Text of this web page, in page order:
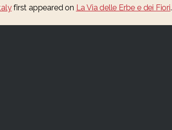
first appeared on La Via delle Erbe e dei Fiori.